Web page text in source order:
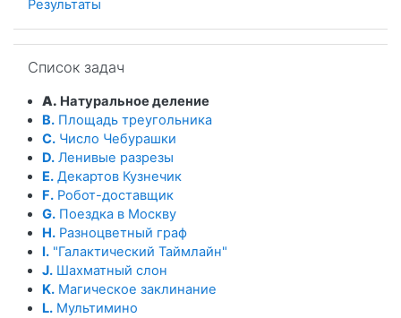
Результаты
Список задач
A. Натуральное деление
B. Площадь треугольника
C. Число Чебурашки
D. Ленивые разрезы
E. Декартов Кузнечик
F. Робот-доставщик
G. Поездка в Москву
H. Разноцветный граф
I. "Галактический Таймлайн"
J. Шахматный слон
K. Магическое заклинание
L. Мультимино